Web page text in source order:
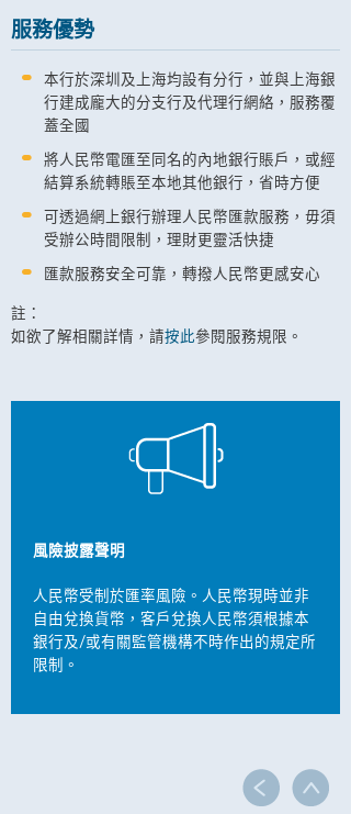
服務優勢
本行於深圳及上海均設有分行，並與上海銀
行建成龐大的分支行及代理行網絡，服務覆
蓋全國
將人民幣電匯至同名的內地銀行賬戶，或經
結算系統轉賬至本地其他銀行，省時方便
可透過網上銀行辦理人民幣匯款服務，毋須
受辦公時間限制，理財更靈活快捷
匯款服務安全可靠，轉撥人民幣更感安心
註：
如欲了解相關詳情，請按此參閱服務規限。
風險披露聲明
人民幣受制於匯率風險。人民幣現時並非
自由兌換貨幣，客戶兌換人民幣須根據本
銀行及/或有關監管機構不時作出的規定所
限制。